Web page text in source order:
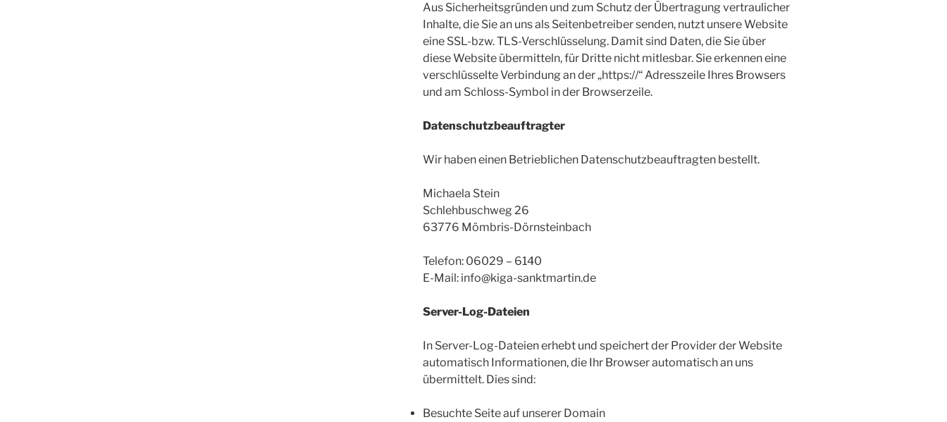
Aus Sicherheitsgründen und zum Schutz der Übertragung vertraulicher
Inhalte, die Sie an uns als Seitenbetreiber senden, nutzt unsere Website
eine SSL-bzw. TLS-Verschlüsselung. Damit sind Daten, die Sie über
diese Website übermitteln, für Dritte nicht mitlesbar. Sie erkennen eine
verschlüsselte Verbindung an der „https://“ Adresszeile Ihres Browsers
und am Schloss-Symbol in der Browserzeile.
Datenschutzbeauftragter
Wir haben einen Betrieblichen Datenschutzbeauftragten bestellt.
Michaela Stein
Schlehbuschweg 26
63776 Mömbris-Dörnsteinbach
Telefon: 06029 – 6140
E-Mail: info@kiga-sanktmartin.de
Server-Log-Dateien
In Server-Log-Dateien erhebt und speichert der Provider der Website
automatisch Informationen, die Ihr Browser automatisch an uns
übermittelt. Dies sind:
Besuchte Seite auf unserer Domain